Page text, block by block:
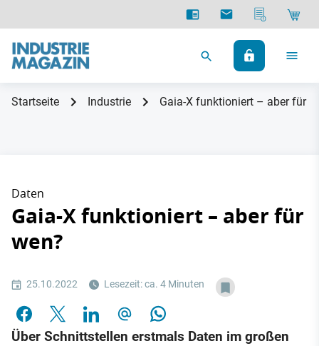
Startseite Industrie Gaia-X funktioniert – aber für
Daten
Gaia-X funktioniert – aber für
wen?
25.10.2022 Lesezeit: ca. 4 Minuten
Über Schnittstellen erstmals Daten im großen